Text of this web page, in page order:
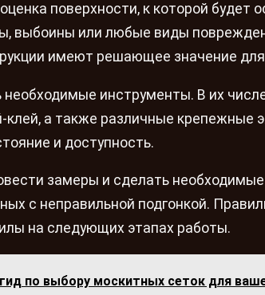
поверхности, к которой будет
выбоины или любые виды
имеют решающее значение
необходимые инструменты. В их
клей, а также различные
и доступность.
замеры и сделать
с неправильной подгонкой.
на следующих этапах работы.
по выбору москитных сеток для